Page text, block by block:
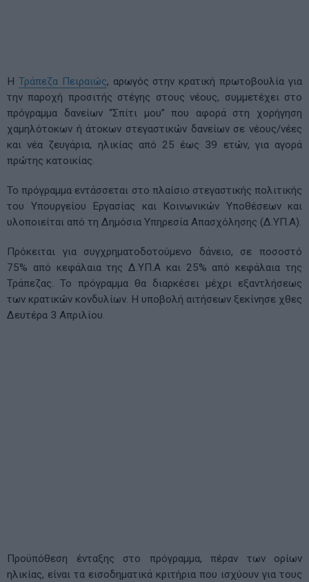
Η Τράπεζα Πειραιώς, αρωγός στην κρατική πρωτοβουλία για
την παροχή προσιτής στέγης στους νέους, συμμετέχει στο
πρόγραμμα δανείων “Σπίτι μου” που αφορά στη χορήγηση
χαμηλότοκων ή άτοκων στεγαστικών δανείων σε νέους/νέες
και νέα ζευγάρια, ηλικίας από 25 έως 39 ετών, για αγορά
πρώτης κατοικίας.
Το πρόγραμμα εντάσσεται στο πλαίσιο στεγαστικής πολιτικής
του Υπουργείου Εργασίας και Κοινωνικών Υποθέσεων και
υλοποιείται από τη Δημόσια Υπηρεσία Απασχόλησης (Δ.ΥΠ.Α).
Πρόκειται για συγχρηματοδοτούμενο δάνειο, σε ποσοστό
75% από κεφάλαια της Δ.ΥΠ.Α και 25% από κεφάλαια της
Τράπεζας. Το πρόγραμμα θα διαρκέσει μέχρι εξαντλήσεως
των κρατικών κονδυλίων. Η υποβολή αιτήσεων ξεκίνησε χθες
Δευτέρα 3 Aπριλίου.
Προϋπόθεση ένταξης στο πρόγραμμα, πέραν των ορίων
ηλικίας, είναι τα εισοδηματικά κριτήρια που ισχύουν για τους